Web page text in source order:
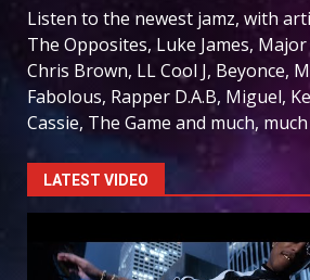
Listen to the newest jamz, with
The Opposites, Luke James, Major
Chris Brown, LL Cool J, Beyonce,
Fabolous, Rapper D.A.B, Miguel,
Cassie, The Game and much,
LATEST VIDEO